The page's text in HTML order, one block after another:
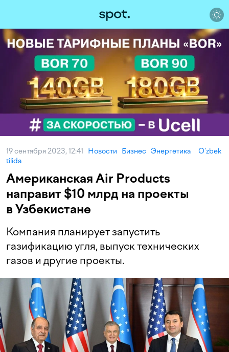
19 сентября 2023, 12:41 Новости Бизнес Энергетика
O‘zbek
tilida
Американская Air Products
направит $10 млрд на проекты
в Узбекистане
Компания планирует запустить
газификацию угля, выпуск технических
газов и другие проекты.